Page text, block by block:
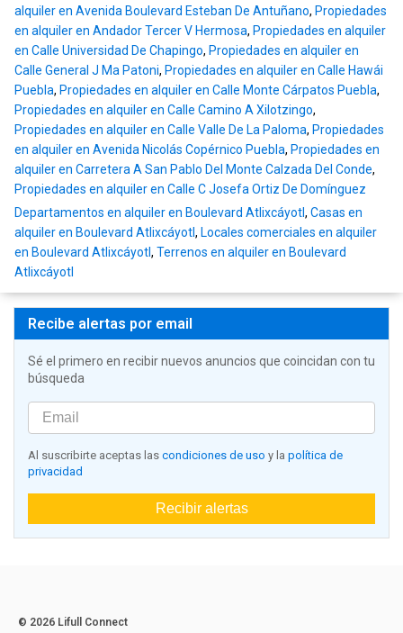
alquiler en Avenida Boulevard Esteban De Antuñano, Propiedades
en alquiler en Andador Tercer V Hermosa, Propiedades en alquiler
en Calle Universidad De Chapingo, Propiedades en alquiler en
Calle General J Ma Patoni, Propiedades en alquiler en Calle Hawái
Puebla, Propiedades en alquiler en Calle Monte Cárpatos Puebla,
Propiedades en alquiler en Calle Camino A Xilotzingo,
Propiedades en alquiler en Calle Valle De La Paloma, Propiedades
en alquiler en Avenida Nicolás Copérnico Puebla, Propiedades en
alquiler en Carretera A San Pablo Del Monte Calzada Del Conde,
Propiedades en alquiler en Calle C Josefa Ortiz De Domínguez
Departamentos en alquiler en Boulevard Atlixcáyotl, Casas en
alquiler en Boulevard Atlixcáyotl, Locales comerciales en alquiler
en Boulevard Atlixcáyotl, Terrenos en alquiler en Boulevard
Atlixcáyotl
Recibe alertas por email
Sé el primero en recibir nuevos anuncios que coincidan con tu
búsqueda
Al suscribirte aceptas las condiciones de uso y la política de
privacidad
Recibir alertas
© 2026 Lifull Connect